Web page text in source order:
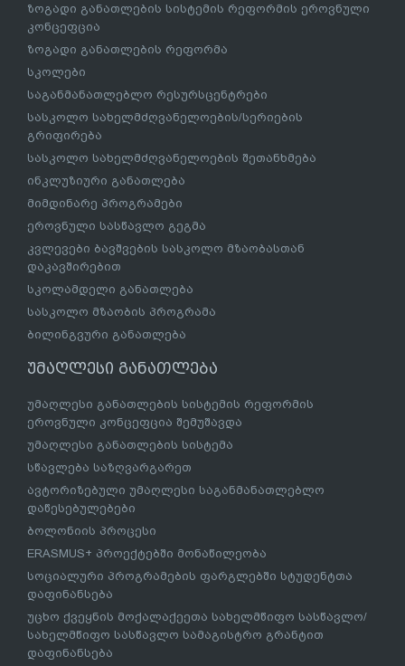
ზოგადი განათლების სისტემის რეფორმის ეროვნული
კონცეფცია
ზოგადი განათლების რეფორმა
სკოლები
საგანმანათლებლო რესურსცენტრები
სასკოლო სახელმძღვანელოების/სერიების
გრიფირება
სასკოლო სახელმძღვანელოების შეთანხმება
ინკლუზიური განათლება
მიმდინარე პროგრამები
ეროვნული სასწავლო გეგმა
კვლევები ბავშვების სასკოლო მზაობასთან
დაკავშირებით
სკოლამდელი განათლება
სასკოლო მზაობის პროგრამა
ბილინგვური განათლება
უმაღლესი განათლება
უმაღლესი განათლების სისტემის რეფორმის
ეროვნული კონცეფცია შემუშავდა
უმაღლესი განათლების სისტემა
სწავლება საზღვარგარეთ
ავტორიზებული უმაღლესი საგანმანათლებლო
დაწესებულებები
ბოლონიის პროცესი
ERASMUS+ პროექტებში მონაწილეობა
სოციალური პროგრამების ფარგლებში სტუდენტთა
დაფინანსება
უცხო ქვეყნის მოქალაქეეთა სახელმწიფო სასწავლო/
სახელმწიფო სასწავლო სამაგისტრო გრანტით
დაფინანსება